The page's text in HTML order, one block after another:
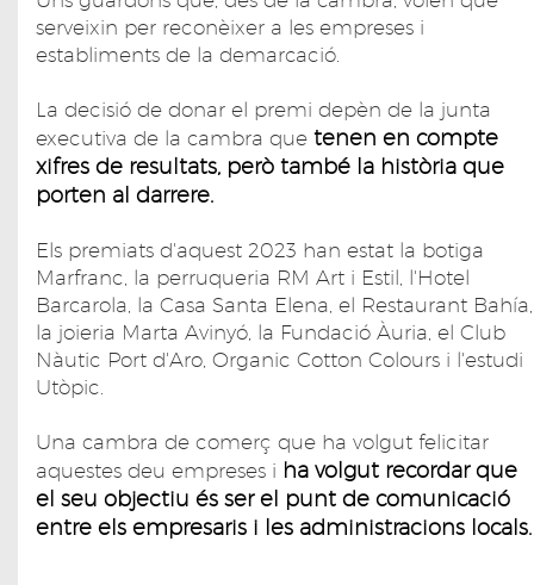
serveixin per reconèixer a les empreses i
establiments de la demarcació.
La decisió de donar el premi depèn de la junta
executiva de la cambra que tenen en compte
xifres de resultats, però també la història que
porten al darrere.
Els premiats d'aquest 2023 han estat la botiga
Marfranc, la perruqueria RM Art i Estil, l'Hotel
Barcarola, la Casa Santa Elena, el Restaurant Bahía,
la joieria Marta Avinyó, la Fundació Àuria, el Club
Nàutic Port d'Aro, Organic Cotton Colours i l'estudi
Utòpic.
Una cambra de comerç que ha volgut felicitar
aquestes deu empreses i ha volgut recordar que
el seu objectiu és ser el punt de comunicació
entre els empresaris i les administracions locals.